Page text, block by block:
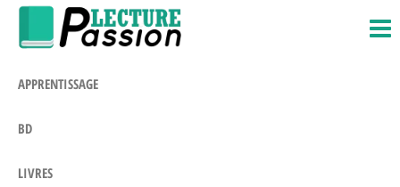
Zum
Inhalt
APPRENTISSAGE
BD
LIVRES